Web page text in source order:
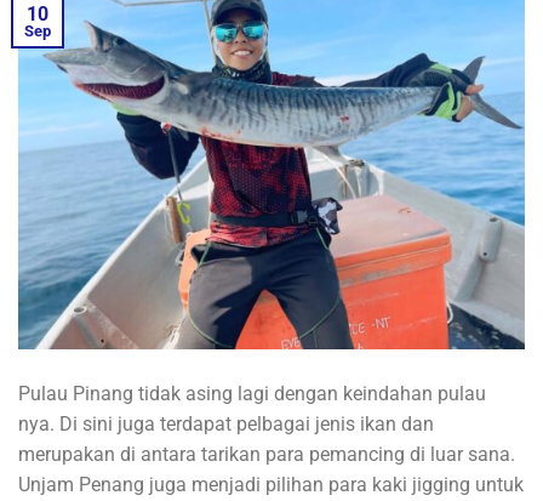
10
Sep
Pulau Pinang tidak asing lagi dengan keindahan pulau
nya. Di sini juga terdapat pelbagai jenis ikan dan
merupakan di antara tarikan para pemancing di luar sana.
Unjam Penang juga menjadi pilihan para kaki jigging untuk